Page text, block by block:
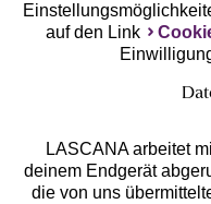
Services
auf den Link
LASCANA arbeitet
deinem Endgerät
die von uns